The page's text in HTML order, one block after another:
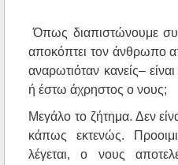
Όπως διαπιστώνουμε
αποκόπτει τον άνθρωπο
αναρωτιόταν κανείς–
ή έστω άχρηστος ο νους;
Μεγάλο το ζήτημα. Δεν
κάπως εκτενώς.
λέγεται, ο νους